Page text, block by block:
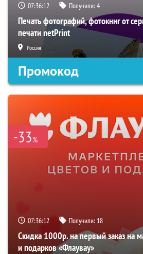
07:36:11 Получили:4
Печать фотографий, фотокниг от
печати netPrint
Россия
Промокод
-33%
07:36:11 Получили: 18
Скидка 1000р. на первый заказ на
и подарков «Флаувау»